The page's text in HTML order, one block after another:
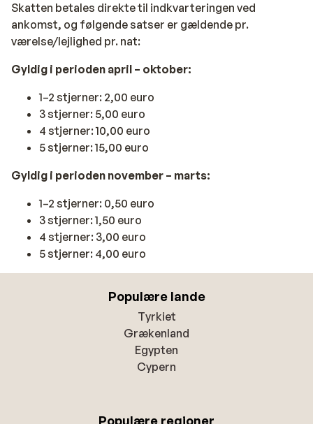
Skatten betales direkte til indkvarteringen ved
ankomst, og følgende satser er gældende pr.
værelse/lejlighed pr. nat:
Gyldig i perioden april – oktober:
1–2 stjerner: 2,00 euro
3 stjerner: 5,00 euro
4 stjerner: 10,00 euro
5 stjerner: 15,00 euro
Gyldig i perioden november – marts:
1–2 stjerner: 0,50 euro
3 stjerner: 1,50 euro
4 stjerner: 3,00 euro
5 stjerner: 4,00 euro
Populære lande
Tyrkiet
Grækenland
Egypten
Cypern
Populære regioner